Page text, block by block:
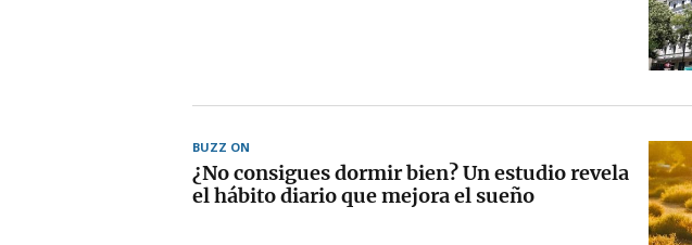
BUZZ ON
¿No consigues dormir bien? Un estudio revela
el hábito diario que mejora el sueño